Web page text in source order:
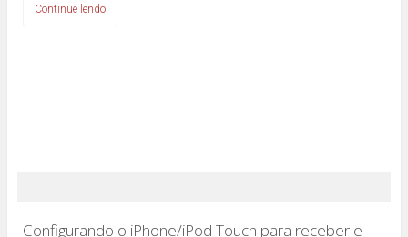
Continue lendo
Configurando o iPhone/iPod Touch para receber e-